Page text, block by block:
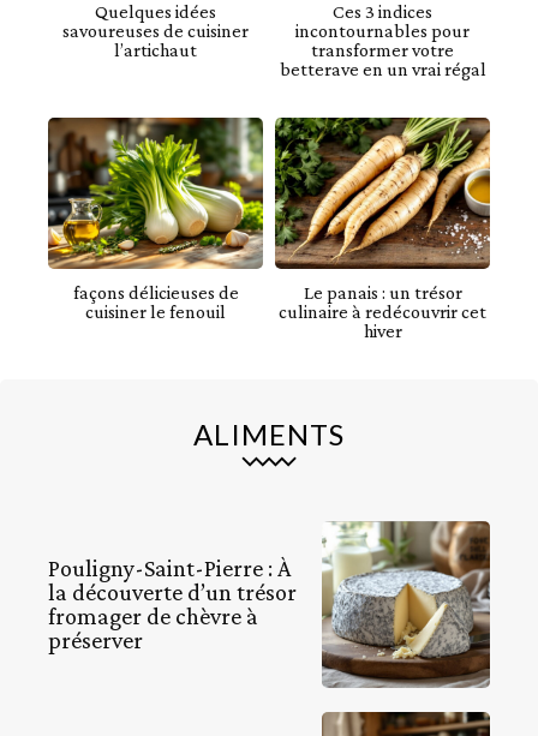
Quelques idées
savoureuses de cuisiner
l’artichaut
Ces 3 indices
incontournables pour
transformer votre
betterave en un vrai régal
façons délicieuses de
cuisiner le fenouil
Le panais : un trésor
culinaire à redécouvrir cet
hiver
ALIMENTS
Pouligny-Saint-Pierre : À
la découverte d’un trésor
fromager de chèvre à
préserver